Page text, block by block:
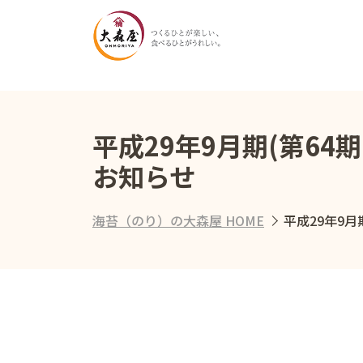
平成29年9月期(第64
お知らせ
海苔（のり）の大森屋 HOME 平成29年9月